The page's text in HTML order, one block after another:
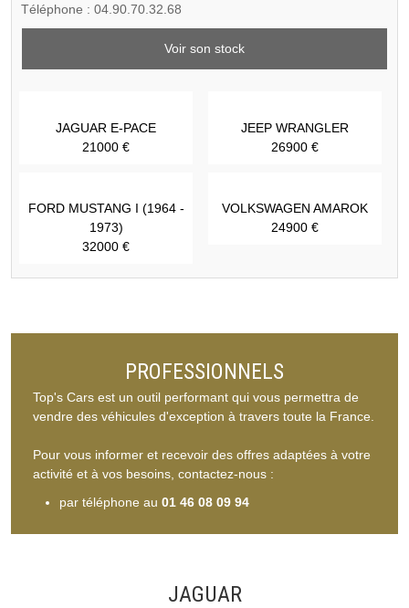
Téléphone : 04.90.70.32.68
Voir son stock
JAGUAR E-PACE
21000 €
JEEP WRANGLER
26900 €
FORD MUSTANG I (1964 -
1973)
32000 €
VOLKSWAGEN AMAROK
24900 €
PROFESSIONNELS
Top's Cars est un outil performant qui vous permettra de
vendre des véhicules d'exception à travers toute la France.
Pour vous informer et recevoir des offres adaptées à votre
activité et à vos besoins, contactez-nous :
par téléphone au 01 46 08 09 94
JAGUAR